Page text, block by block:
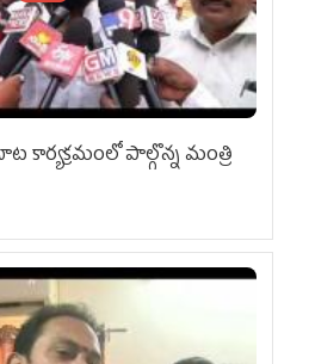
కార్యక్రమంలో పాల్గొన్న మంత్రి